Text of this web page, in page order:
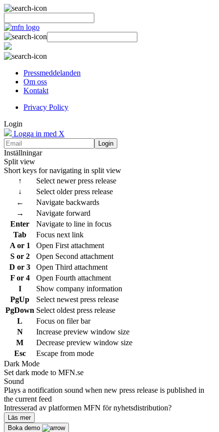
Pressmeddelanden
Om oss
Kontakt
Privacy Policy
Login
Logga in med X
Login
Inställningar
Split view
Short keys for navigating in split view
↑
Select newer press release
↓
Select older press release
←
Navigate backwards
→
Navigate forward
Enter
Navigate to line in focus
Tab
Focus next link
A or 1
Open First attachment
S or 2
Open Second attachment
D or 3
Open Third attachment
F or 4
Open Fourth attachment
I
Show company information
PgUp
Select newest press release
PgDown Select oldest press release
L
Focus on filer bar
N
Increase preview window size
M
Decrease preview window size
Esc
Escape from mode
Dark Mode
Set dark mode to MFN.se
Sound
Plays a notification sound when new press release is published in
the current feed
Intresserad av platformen MFN för nyhetsdistribution?
Läs mer
Boka demo